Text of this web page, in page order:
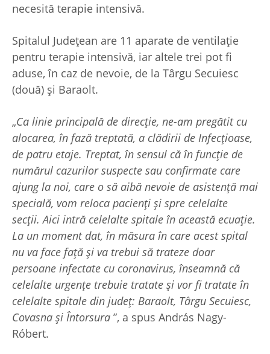
necesită terapie intensivă.
Spitalul Județean are 11 aparate de ventilație
pentru terapie intensivă, iar altele trei pot fi
aduse, în caz de nevoie, de la Târgu Secuiesc
(două) și Baraolt.
„Ca linie principală de direcție, ne-am pregătit cu
alocarea, în fază treptată, a clădirii de Infecțioase,
de patru etaje. Treptat, în sensul că în funcție de
numărul cazurilor suspecte sau confirmate care
ajung la noi, care o să aibă nevoie de asistență mai
specială, vom reloca pacienți și spre celelalte
secții. Aici intră celelalte spitale în această ecuație.
La un moment dat, în măsura în care acest spital
nu va face față și va trebui să trateze doar
persoane infectate cu coronavirus, înseamnă că
celelalte urgențe trebuie tratate și vor fi tratate în
celelalte spitale din județ: Baraolt, Târgu Secuiesc,
Covasna și Întorsura ”, a spus András Nagy-
Róbert.